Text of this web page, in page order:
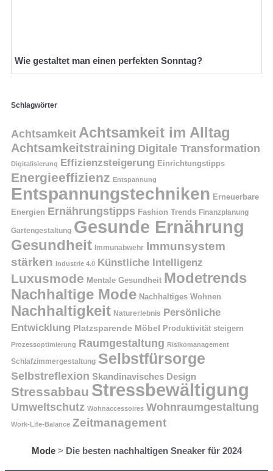
Wie gestaltet man einen perfekten Sonntag?
Schlagwörter
Achtsamkeit Achtsamkeit im Alltag
Achtsamkeitstraining Digitale Transformation
Digitalisierung Effizienzsteigerung Einrichtungstipps
Energieeffizienz Entspannung
Entspannungstechniken Erneuerbare
Energien Ernährungstipps Fashion Trends Finanzplanung
Gartengestaltung Gesunde Ernährung
Gesundheit Immunabwehr Immunsystem
stärken
Industrie 4.0 Künstliche Intelligenz
Luxusmode Mentale Gesundheit Modetrends
Nachhaltige Mode Nachhaltiges Wohnen
Nachhaltigkeit Naturerlebnis Persönliche
Entwicklung Platzsparende Möbel Produktivität steigern
Prozessoptimierung Raumgestaltung Risikomanagement
Schlafzimmergestaltung Selbstfürsorge
Selbstreflexion Skandinavisches Design
Stressabbau Stressbewältigung
Umweltschutz Wohnaccessoires Wohnraumgestaltung
Work-Life-Balance Zeitmanagement
Mode> Die besten nachhaltigen Sneaker für 2024